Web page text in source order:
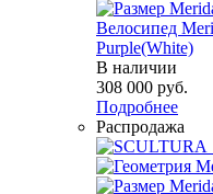
Велосипед
Purple(White)
В наличии
308 000 руб.
Подробнее
Распродажа